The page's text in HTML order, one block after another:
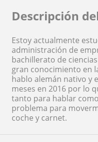
Descripción
Estoy actualmente
administración de
bachillerato de
gran conocimiento en
hablo alemán nativo y
meses en 2016 por lo
tanto para hablar
problema para
coche y carnet.